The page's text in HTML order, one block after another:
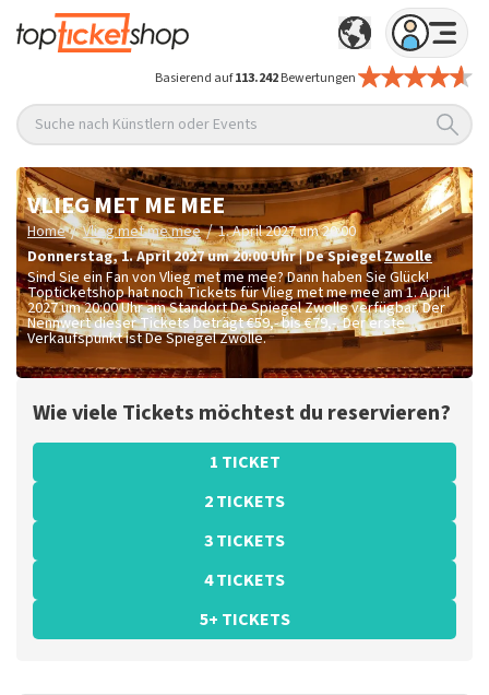
Basierend auf113.242Bewertungen
Suche nach Künstlern oder Events
VLIEG MET ME MEE
Home / Vlieg met me mee / 1. April 2027 um 20:00
Donnerstag,1. April 2027 um 20:00Uhr|De SpiegelZwolle
Sind Sie ein Fan von Vlieg met me mee? Dann haben Sie Glück!
Topticketshop hat noch Tickets für Vlieg met me mee am 1. April
2027 um 20:00 Uhr am Standort De Spiegel Zwolle verfügbar. Der
Nennwert dieser Tickets beträgt€59,- bis €79,-. Der erste
Verkaufspunkt ist De Spiegel Zwolle.
Wie viele Tickets möchtest du reservieren?
1 TICKET
2 TICKETS
3 TICKETS
4 TICKETS
5+ TICKETS